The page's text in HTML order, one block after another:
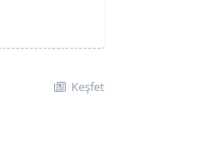
Keşfet